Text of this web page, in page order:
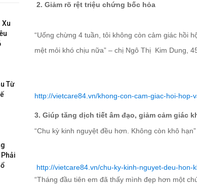
2. Giảm rõ rệt triệu chứng bốc hỏa
“Uống chừng 4 tuần, tôi không còn cảm giác hồi
mệt mỏi khó chịu nữa” – chị Ngô Thị Kim Dung,
http://vietcare84.vn/khong-con-cam-giac-hoi-hop-
3. Giúp tăng dịch tiết âm đạo, giảm cảm giác
“Chu kỳ kinh nguyệt đều hơn. Không còn khô
http://vietcare84.vn/chu-ky-kinh-nguyet-deu-
“Tháng đầu tiên em đã thấy mình đẹp hơn một
Xu
Từ
Phải